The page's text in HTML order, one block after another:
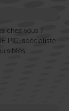
chez vous ?
PIC, spécialiste